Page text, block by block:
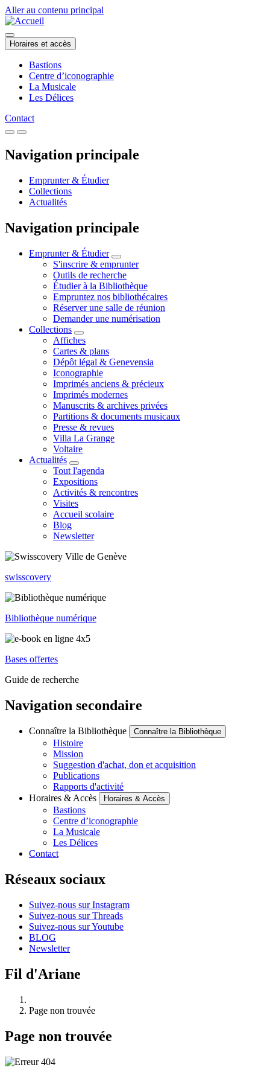
Aller au contenu principal
Horaires et accès
Bastions
Centre d’iconographie
La Musicale
Les Délices
Contact
Navigation principale
Emprunter & Étudier
Collections
Actualités
Navigation principale
Emprunter & Étudier
S'inscrire & emprunter
Outils de recherche
Étudier à la Bibliothèque
Empruntez nos bibliothécaires
Réserver une salle de réunion
Demander une numérisation
Collections
Affiches
Cartes & plans
Dépôt légal & Genevensia
Iconographie
Imprimés anciens & précieux
Imprimés modernes
Manuscrits & archives privées
Partitions & documents musicaux
Presse & revues
Villa La Grange
Voltaire
Actualités
Tout l'agenda
Expositions
Activités & rencontres
Visites
Accueil scolaire
Blog
Newsletter
swisscovery
Bibliothèque numérique
Bases offertes
Guide de recherche
Navigation secondaire
Connaître la Bibliothèque Connaître la Bibliothèque
Histoire
Mission
Suggestion d'achat, don et acquisition
Publications
Rapports d'activité
Horaires & Accès
Horaires & Accès
Bastions
Centre d’iconographie
La Musicale
Les Délices
Contact
Réseaux sociaux
Suivez-nous sur Instagram
Suivez-nous sur Threads
Suivez-nous sur Youtube
BLOG
Newsletter
Fil d'Ariane
Page non trouvée
Page non trouvée